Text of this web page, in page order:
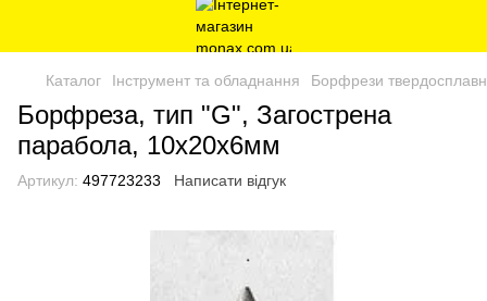
Каталог Інструмент та обладнання Борфрези
Борфреза, тип "G", Загострена
парабола, 10х20х6мм
Артикул: 497723233 Написати відгук